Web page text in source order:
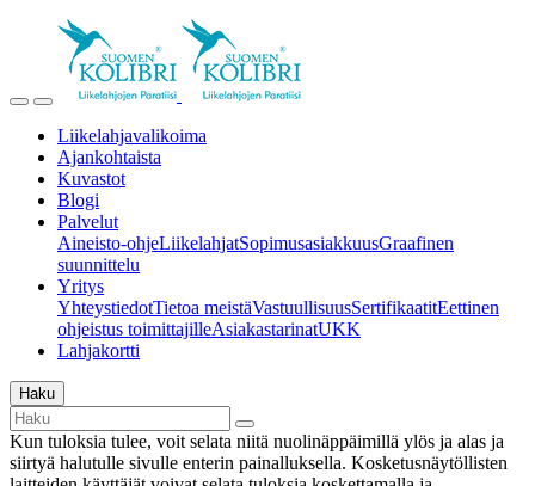
Liikelahjavalikoima
Ajankohtaista
Kuvastot
Blogi
Palvelut
Aineisto-ohjeLiikelahjatSopimusasiakkuusGraafinen
suunnittelu
Yritys
YhteystiedotTietoa meistäVastuullisuusSertifikaatitEettinen
ohjeistus toimittajilleAsiakastarinatUKK
Lahjakortti
Haku
Kun tuloksia tulee, voit selata niitä nuolinäppäimillä ylös ja alas ja
siirtyä halutulle sivulle enterin painalluksella. Kosketusnäytöllisten